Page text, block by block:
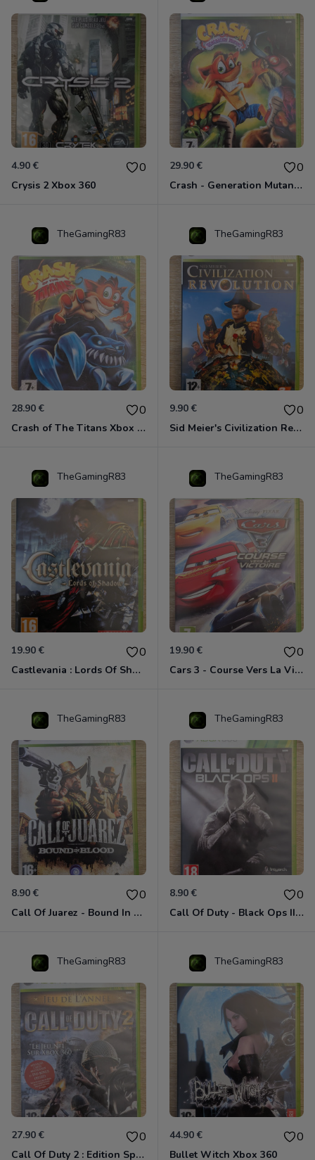
4.90 € 0
Crysis 2 Xbox 360
29.90 € 0
Crash - Generation Mutant Xbox 360
TheGamingR83
28.90 € 0
Crash of The Titans Xbox 360
TheGamingR83
9.90 € 0
Sid Meier's Civilization Revolution Xbox 360
TheGamingR83
19.90 € 0
Castlevania : Lords Of Shadow Xbox 360
TheGamingR83
19.90 € 0
Cars 3 - Course Vers La Victoire Xbox 360
TheGamingR83
8.90 € 0
Call Of Juarez - Bound In Blood Xbox 360
TheGamingR83
8.90 € 0
Call Of Duty - Black Ops II Xbox 360
TheGamingR83
27.90 € 0
Call Of Duty 2 : Edition Spéciale Xbox 360 GOTY
TheGamingR83
44.90 € 0
Bullet Witch Xbox 360